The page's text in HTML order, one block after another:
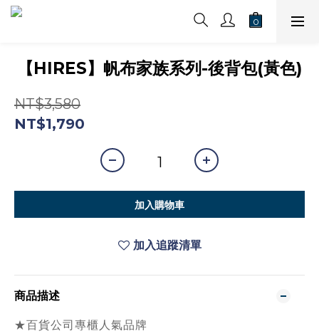
【HIRES】帆布家族系列-後背包(黃色)
NT$3,580
NT$1,790
加入購物車
加入追蹤清單
商品描述
★百貨公司專櫃人氣品牌